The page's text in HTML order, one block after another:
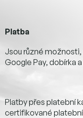
Platba
Jsou různé
Google Pay, dobírka
Platby přes platební
certifikované platební